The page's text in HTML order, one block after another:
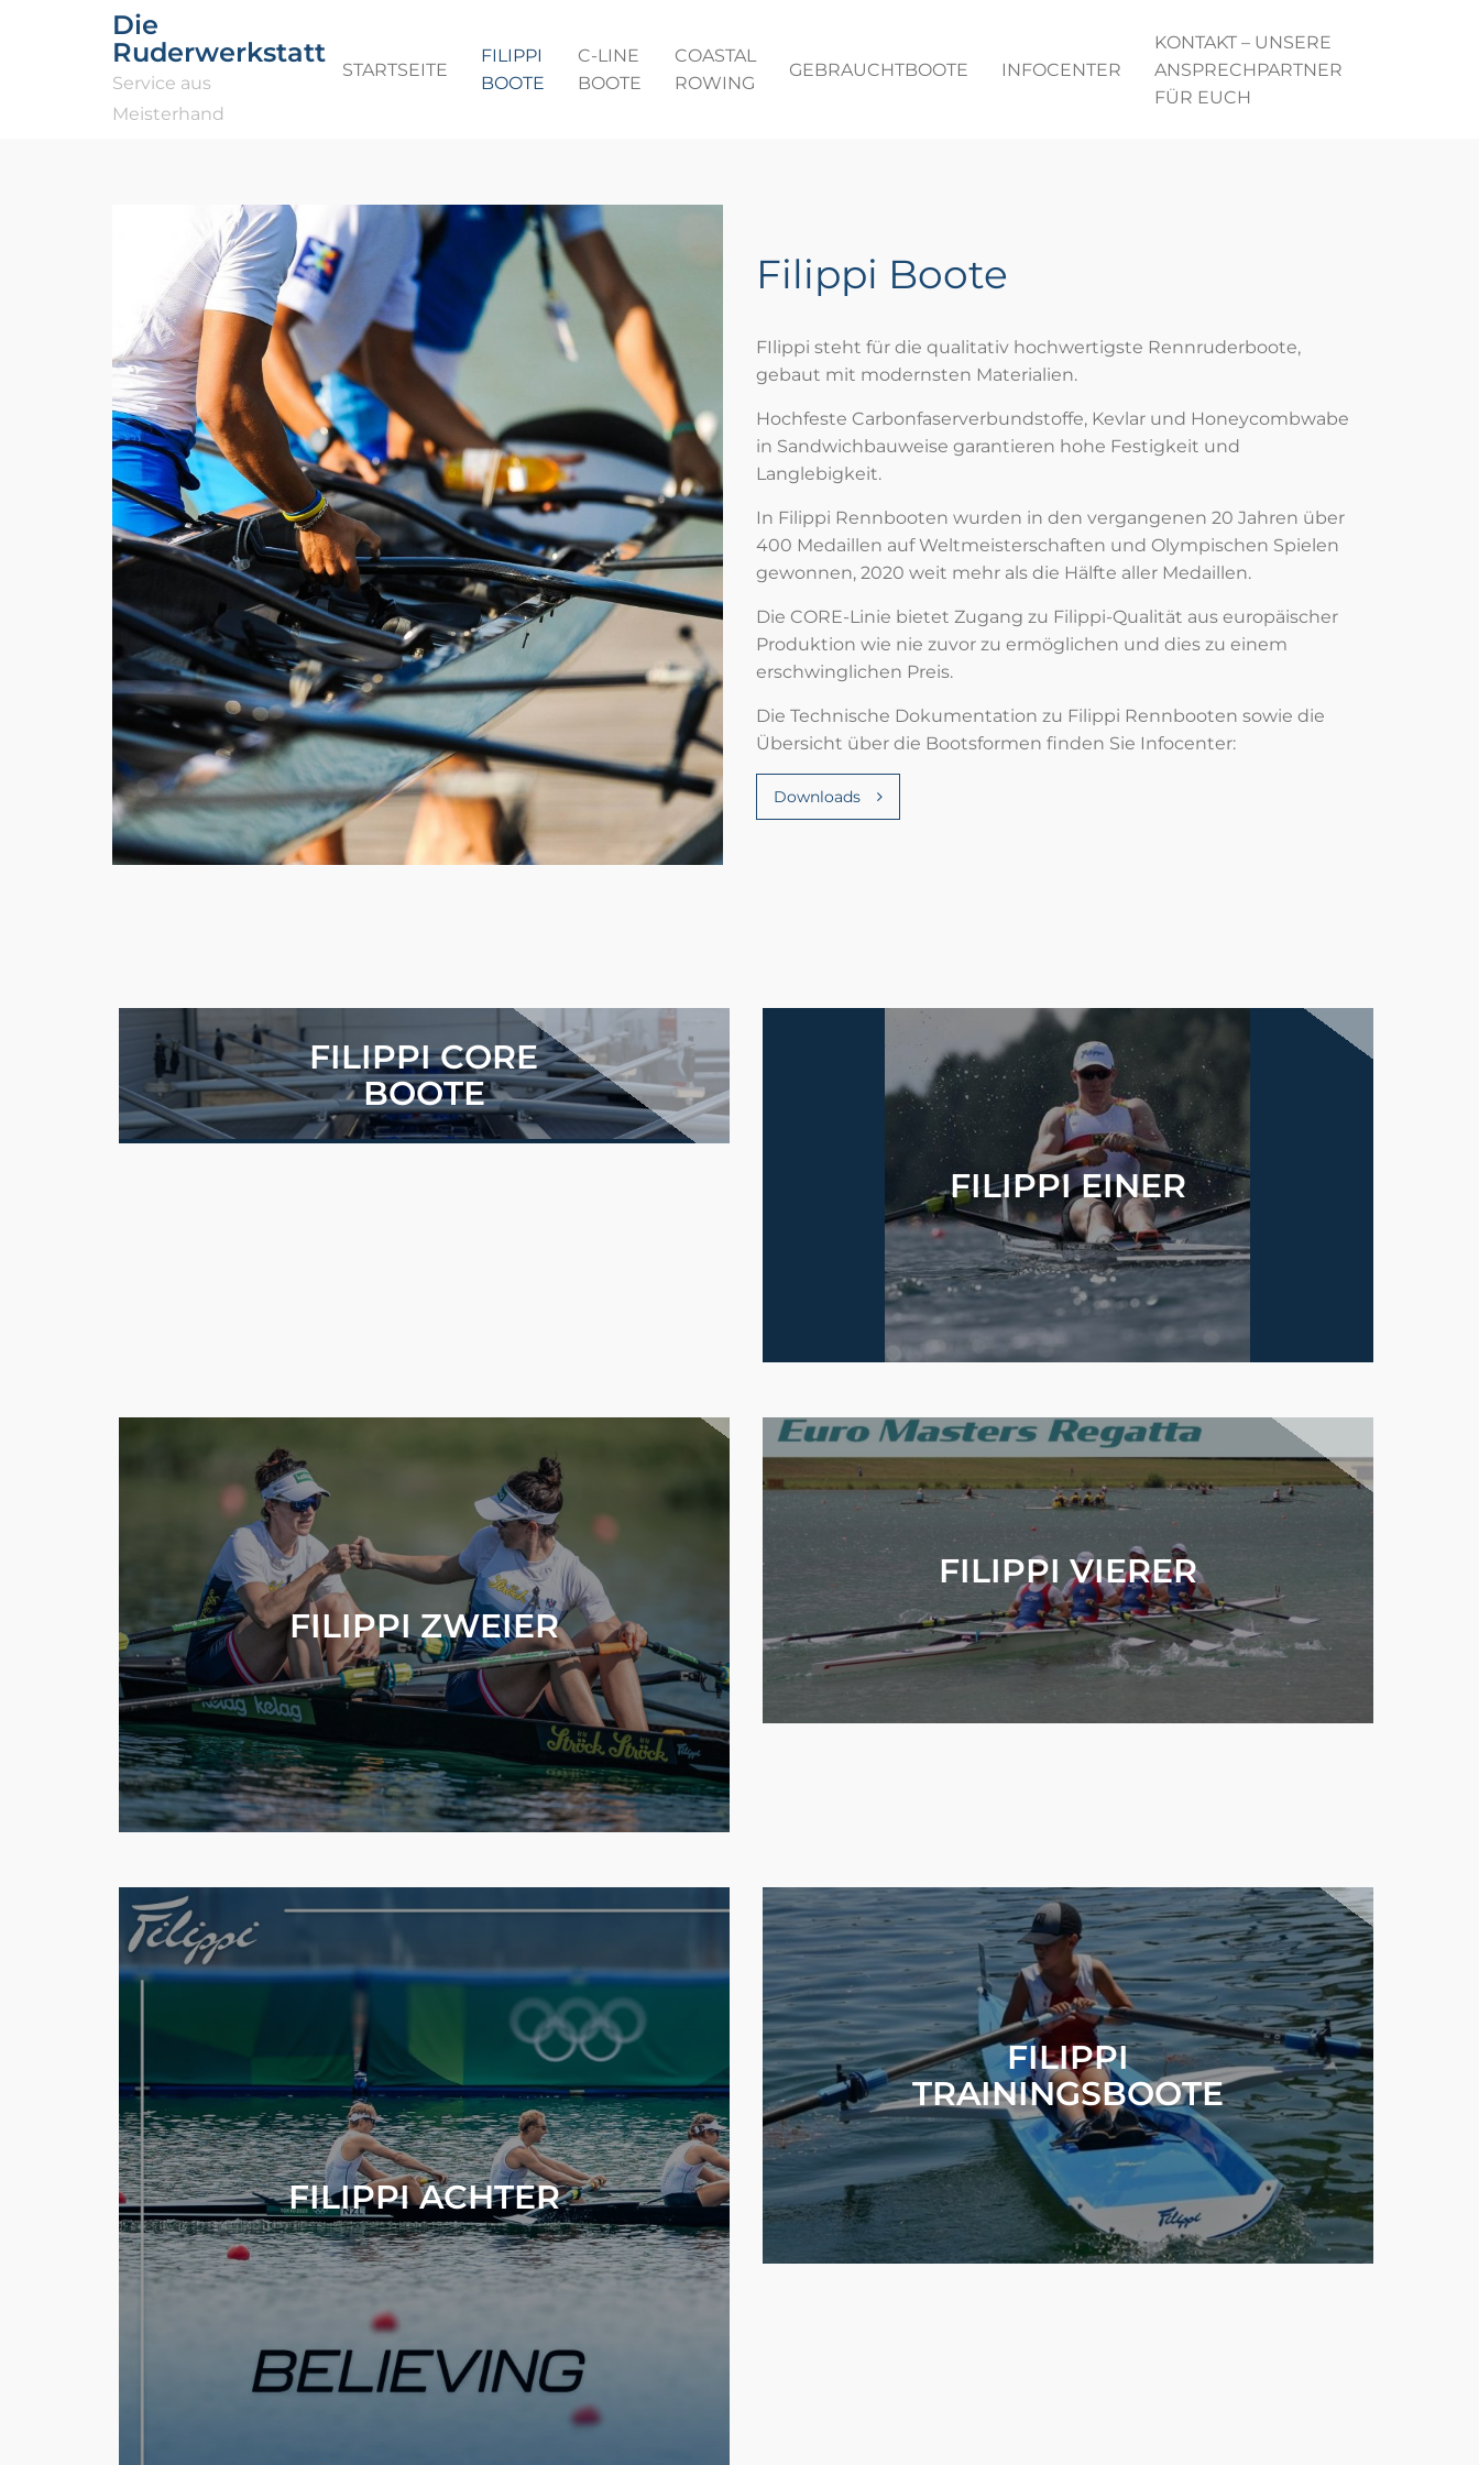
Die
Ruderwerkstatt
Service aus
Meisterhand
STARTSEITE
FILIPPI
BOOTE
C-LINE
BOOTE
COASTAL
ROWING
GEBRAUCHTBOOTE INFOCENTER
KONTAKT – UNSERE
ANSPRECHPARTNER
FÜR EUCH
Filippi Boote
FIlippi steht für die qualitativ hochwertigste Rennruderboote,
gebaut mit modernsten Materialien.
Hochfeste Carbonfaserverbundstoffe, Kevlar und Honeycombwabe
in Sandwichbauweise garantieren hohe Festigkeit und
Langlebigkeit.
In Filippi Rennbooten wurden in den vergangenen 20 Jahren über
400 Medaillen auf Weltmeisterschaften und Olympischen Spielen
gewonnen, 2020 weit mehr als die Hälfte aller Medaillen.
Die CORE-Linie bietet Zugang zu Filippi-Qualität aus europäischer
Produktion wie nie zuvor zu ermöglichen und dies zu einem
erschwinglichen Preis.
Die Technische Dokumentation zu Filippi Rennbooten sowie die
Übersicht über die Bootsformen finden Sie Infocenter:
Downloads
FILIPPI CORE
BOOTE
FILIPPI EINER
FILIPPI ZWEIER
FILIPPI VIERER
FILIPPI ACHTER
FILIPPI
TRAININGSBOOTE